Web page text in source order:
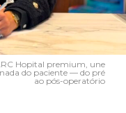
Hopital premium, une
do paciente — do pré
ao pós-operatório